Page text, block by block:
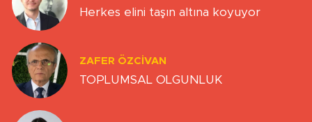
Herkes elini taşın altına koyuyor
ZAFER ÖZCIVAN
TOPLUMSAL OLGUNLUK